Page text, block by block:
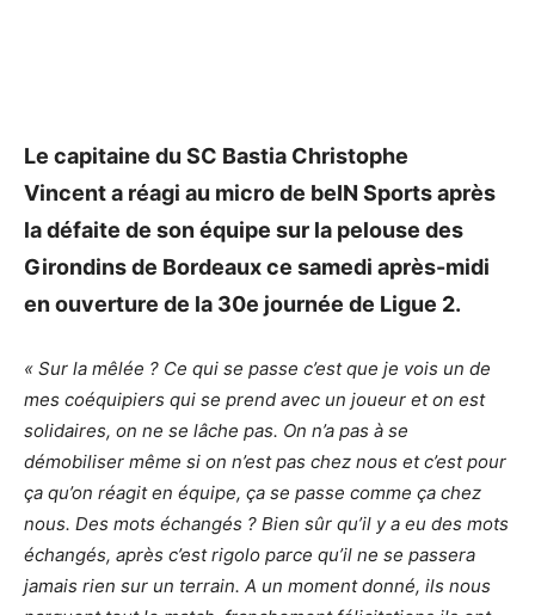
Le capitaine du SC Bastia Christophe
Vincent a réagi au micro de beIN Sports après
la défaite de son équipe sur la pelouse des
Girondins de Bordeaux ce samedi après-midi
en ouverture de la 30e journée de Ligue 2.
« Sur la mêlée ? Ce qui se passe c’est que je vois un de
mes coéquipiers qui se prend avec un joueur et on est
solidaires, on ne se lâche pas. On n’a pas à se
démobiliser même si on n’est pas chez nous et c’est pour
ça qu’on réagit en équipe, ça se passe comme ça chez
nous. Des mots échangés ? Bien sûr qu’il y a eu des mots
échangés, après c’est rigolo parce qu’il ne se passera
jamais rien sur un terrain. A un moment donné, ils nous